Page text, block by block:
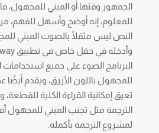
الجمهور وقتها أو المبني للمجهول،
للمعلوم، إنه أوضح وأسهل للفهم،
النص ليس مثقلًا بالصوت المبني
البرنامج الضوء على جميع
للمجهول باللون الأزرق، ويقدم أيضًا
تعيق إمكانية القراءة الكلية
الترجمة مثل تجنب المبني للمجهول
لمشروع الترجمة بأكمله.